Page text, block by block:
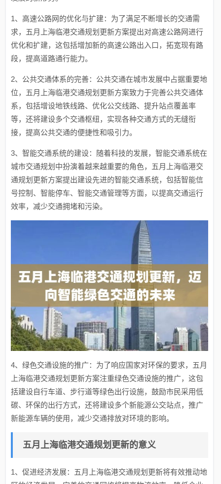
1、高速公路网的优化与扩建：为了满足不断增长的交通需
求，五月上海临港交通规划更新方案提出对高速公路网进行
优化和扩建，这包括增加新的高速公路出入口，拓宽现有路
段，提高道路通行能力。
2、公共交通体系的完善：公共交通在城市发展中占据重要地
位，五月上海临港交通规划更新方案致力于完善公共交通体
系，包括增设地铁线路、优化公交线路、提升站点覆盖率
等，还将建设多个交通枢纽，实现各种交通方式的无缝衔
接，提高公共交通的便捷性和吸引力。
3、智能交通系统的建设：随着科技的发展，智能交通系统在
城市交通规划中扮演着越来越重要的角色，五月上海临港交
通规划更新方案提出建设先进的智能交通系统，包括智能信
号控制、智能停车、智能交通管理等方面，以提高交通运行
效率，减少交通拥堵和污染。
4、绿色交通设施的推广：为了响应国家对环保的要求，五月
上海临港交通规划更新方案注重绿色交通设施的推广，这包
括建设自行车道、步行道等绿色出行设施，鼓励市民采用低
碳、环保的出行方式，还将建设多个新能源公交站点，推广
新能源车辆的使用，减少交通排放对环境的影响。
五月上海临港交通规划更新的意义
1、促进经济发展：五月上海临港交通规划更新将有效推动地